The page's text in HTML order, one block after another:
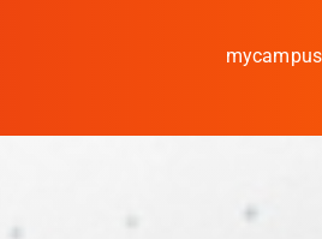
mycampus
Studieren